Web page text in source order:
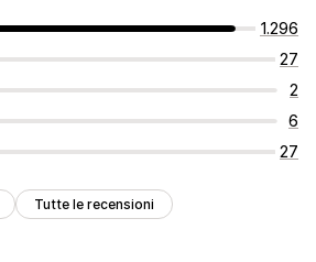
1.296
27
2
6
27
Tutte le recensioni